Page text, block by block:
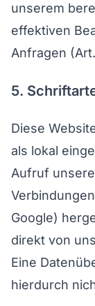
unserem
effektiven
Anfragen
5.
Diese
als lokal
Aufruf
Google)
direkt von
Eine
hierdurch